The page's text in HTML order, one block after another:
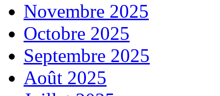
Novembre 2025
Octobre 2025
Septembre 2025
Août 2025